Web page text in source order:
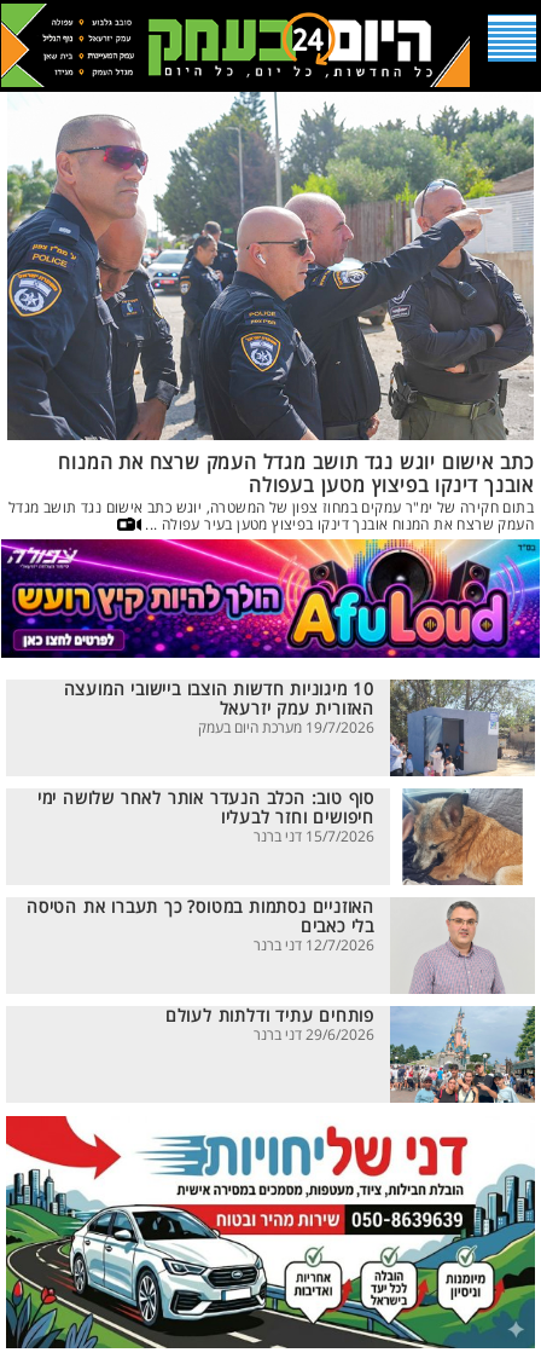
כתב אישום יוגש נגד תושב מגדל העמק שרצח את המנוח
אובנך דינקו בפיצוץ מטען בעפולה
בתום חקירה של ימ"ר עמקים במחוז צפון של המשטרה, יוגש כתב אישום נגד תושב מגדל
העמק שרצח את המנוח אובנך דינקו בפיצוץ מטען בעיר עפולה ...
10 מיגוניות חדשות הוצבו ביישובי המועצה
האזורית עמק יזרעאל
19/7/2026 מערכת היום בעמק
סוף טוב: הכלב הנעדר אותר לאחר שלושה ימי
חיפושים וחזר לבעליו
15/7/2026 דני ברנר
האוזניים נסתמות במטוס? כך תעברו את הטיסה
בלי כאבים
12/7/2026 דני ברנר
פותחים עתיד ודלתות לעולם
29/6/2026 דני ברנר